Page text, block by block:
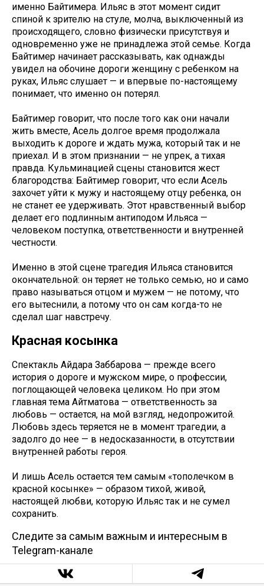
именно Байтимера. Ильяс в этот момент сидит
спиной к зрителю на стуле, молча, выключенный из
происходящего, словно физически присутствуя и
одновременно уже не принадлежа этой семье. Когда
Байтимер начинает рассказывать, как однажды
увидел на обочине дороги женщину с ребенком на
руках, Ильяс слушает — и впервые по-настоящему
понимает, что именно он потерял.
Байтимер говорит, что после того как они начали
жить вместе, Асель долгое время продолжала
выходить к дороге и ждать мужа, который так и не
приехал. И в этом признании — не упрек, а тихая
правда. Кульминацией сцены становится жест
благородства: Байтимер говорит, что если Асель
захочет уйти к мужу и настоящему отцу ребенка, он
не станет ее удерживать. Этот нравственный выбор
делает его подлинным антиподом Ильяса —
человеком поступка, ответственности и внутренней
честности.
Именно в этой сцене трагедия Ильяса становится
окончательной: он теряет не только семью, но и само
право называться отцом и мужем — не потому, что
его вытеснили, а потому что он сам когда-то не
сделал шаг навстречу.
Красная косынка
Спектакль Айдара Заббарова — прежде всего
история о дороге и мужском мире, о профессии,
поглощающей человека целиком. Но при этом
главная тема Айтматова — ответственность за
любовь — остается, на мой взгляд, недопрожитой.
Любовь здесь теряется не в момент трагедии, а
задолго до нее — в недосказанности, в отсутствии
внутренней работы героя.
И лишь Асель остается тем самым «тополечком в
красной косынке» — образом тихой, живой,
настоящей любви, которую Ильяс так и не сумел
сохранить.
Следите за самым важным и интересным в
Telegram-канале